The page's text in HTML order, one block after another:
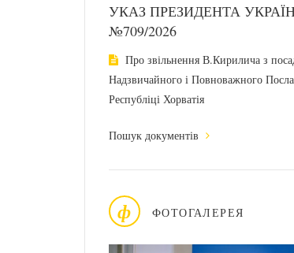
УКАЗ ПРЕЗИДЕНТА
№709/2026
Про звільнення В.Кирилича з
Надзвичайного і Повноважного
Республіці Хорватія
Пошук документів
ф ФОТОГАЛЕРЕЯ